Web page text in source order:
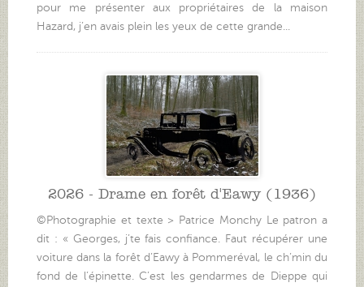
pour me présenter aux propriétaires de la maison
Hazard, j’en avais plein les yeux de cette grande...
2026 - Drame en forêt d'Eawy (1936)
©Photographie et texte > Patrice Monchy Le patron a
dit : « Georges, j’te fais confiance. Faut récupérer une
voiture dans la forêt d’Eawy à Pommeréval, le ch’min du
fond de l’épinette. C’est les gendarmes de Dieppe qui